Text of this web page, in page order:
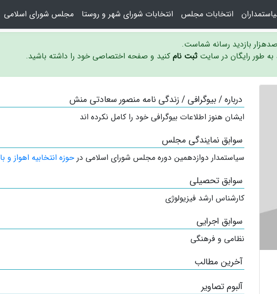
انتخابات مجلس انتخابات شورای شهر و روستا مجلس شورای اسلامی
بازدید رسانه شماست.
به طور رایگان در سایت ثبت نام کنید و صفحه اختصاصی خود را داشته باشید.
درباره / بیوگرافی / زندگی نامه منصور سعادتی منش
ایشان هنوز اطلاعات بیوگرافی خود را کامل نکرده اند
سوابق نمایندگی مجلس
سیاستمدار دوازدهمین دوره مجلس شورای اسلامی در حوزه انتخابیه اهواز و
سوابق تحصیلی
کارشناس ارشد فیزیولوژی
سوابق اجرایی
نظامی و فرهنگی
آخرین مطالب
آلبوم تصاویر